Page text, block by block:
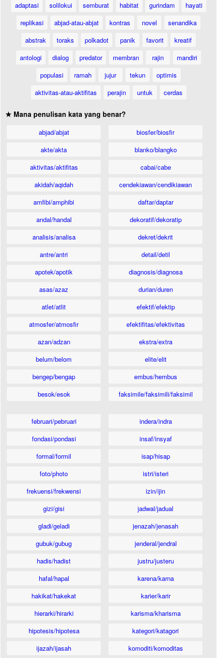
adaptasi
solilokui semburat habitat gurindam
hayati
replikasi
abjad-atau-abjat kontras novel
senandika
abstrak
toraks polkadot panik favorit
kreatif
antologi
dialog predator membran rajin
mandiri
populasi
ramah jujur tekun
optimis
aktivitas-atau-aktifitas
perajin untuk cerdas
★ Mana penulisan kata yang benar?
abjad/abjat
akte/akta
aktivitas/aktifitas
akidah/aqidah
amfibi/amphibi
andal/handal
analisis/analisa
antre/antri
apotek/apotik
asas/azaz
atlet/atlit
atmosfer/atmosfir
azan/adzan
belum/belom
bengep/bengap
besok/esok
biosfer/biosfir
blanko/blangko
cabai/cabe
cendekiawan/cendikiawan
daftar/daptar
dekoratif/dekoratip
dekret/dekrit
detail/detil
diagnosis/diagnosa
durian/duren
efektif/efektip
efektifitas/efektivitas
ekstra/extra
elite/elit
embus/hembus
faksimile/faksimili/faksimil
februari/pebruari
fondasi/pondasi
formal/formil
foto/photo
frekuensi/frekwensi
gizi/gisi
gladi/geladi
gubuk/gubug
hadis/hadist
hafal/hapal
hakikat/hakekat
hierarki/hirarki
hipotesis/hipotesa
ijazah/ijasah
indera/indra
insaf/insyaf
isap/hisap
istri/isteri
izin/ijin
jadwal/jadual
jenazah/jenasah
jenderal/jendral
justru/justeru
karena/karna
karier/karir
karisma/kharisma
kategori/katagori
komoditi/komoditas